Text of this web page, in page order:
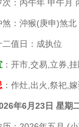
丙午年 甲午月
沖猴(庚申)煞北
日：成执位
：开市,交易,立券,
：作灶,出火,祭祀,
年6月23日 星期